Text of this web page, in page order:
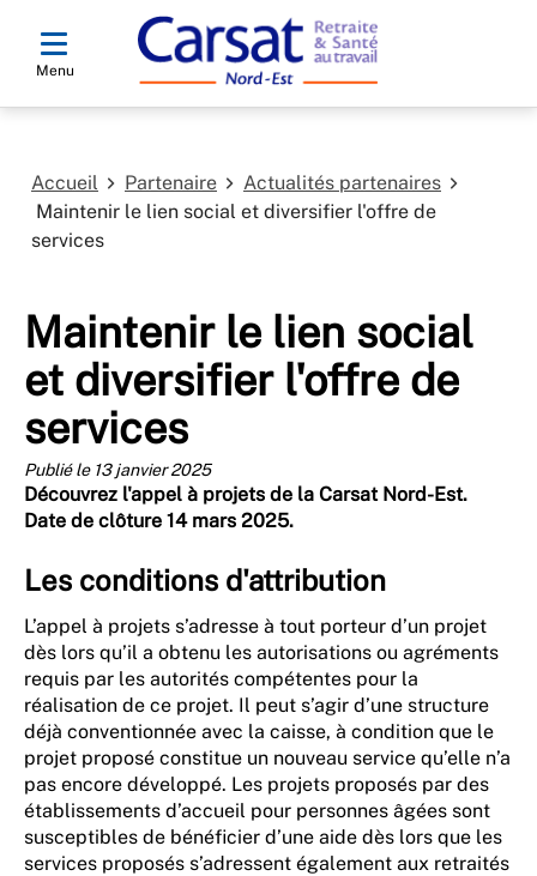
Menu
Accueil Partenaire
Actualités partenaires
Maintenir le lien social et diversifier l'offre de
services
Maintenir le lien social
et diversifier l'offre de
services
Publié le 13 janvier 2025
Découvrez l'appel à projets de la Carsat Nord-Est.
Date de clôture 14 mars 2025.
Les conditions d'attribution
L’appel à projets s’adresse à tout porteur d’un projet
dès lors qu’il a obtenu les autorisations ou agréments
requis par les autorités compétentes pour la
réalisation de ce projet. Il peut s’agir d’une structure
déjà conventionnée avec la caisse, à condition que le
projet proposé constitue un nouveau service qu’elle n’a
pas encore développé. Les projets proposés par des
établissements d’accueil pour personnes âgées sont
susceptibles de bénéficier d’une aide dès lors que les
services proposés s’adressent également aux retraités